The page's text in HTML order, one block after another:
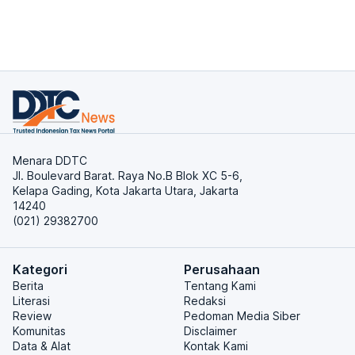
Menara DDTC
Jl. Boulevard Barat. Raya No.B Blok XC 5-6,
Kelapa Gading, Kota Jakarta Utara, Jakarta
14240
(021) 29382700
Kategori
Berita
Literasi
Review
Komunitas
Data & Alat
Perusahaan
Tentang Kami
Redaksi
Pedoman Media Siber
Disclaimer
Kontak Kami